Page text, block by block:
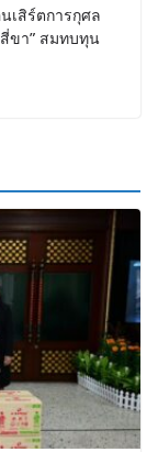
เสิร์ตการกุศล
สี่ขา” สมทบทุน